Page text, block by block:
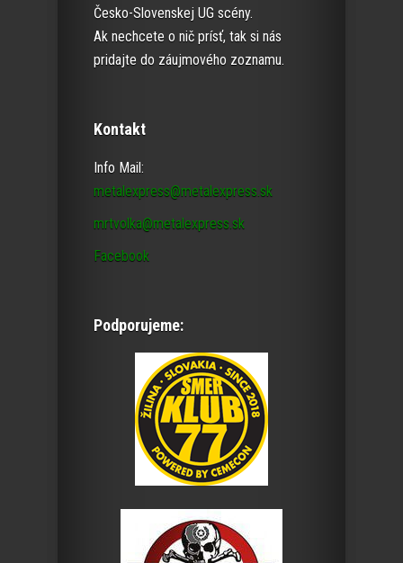
Česko-Slovenskej UG scény.
Ak nechcete o nič prísť, tak si nás
pridajte do záujmového zoznamu.
Kontakt
Info Mail:
metalexpress@metalexpress.sk
mrtvolka@metalexpress.sk
Facebook
Podporujeme: